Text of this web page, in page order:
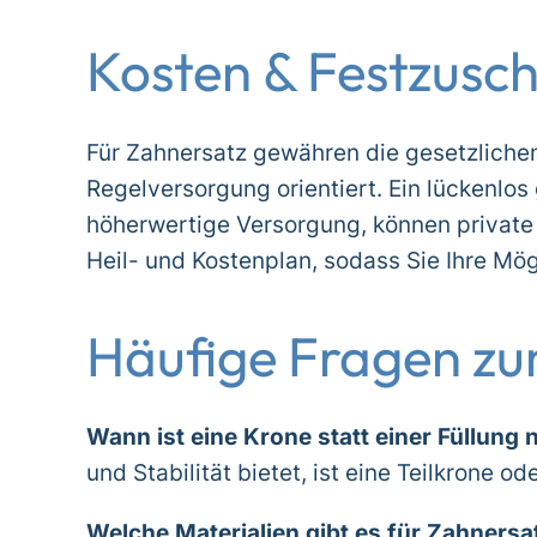
Kosten &
Für Zahnersatz gewähren die
Regelversorgung orientiert. Ein
höherwertige Versorgung, können
Heil- und Kostenplan, sodass Sie Ihre
Häufige Fragen
Wann ist eine Krone statt einer Füllung
und Stabilität bietet, ist eine Teilkrone